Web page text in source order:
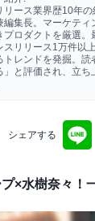
リース業界歴10年
編集長。マーケテ
プロダクトを厳選
スリリース1万件以
トレンドを発掘。
」と評価され、立
シェアする
×水樹奈々！